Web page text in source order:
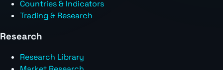
Countries & Indicators
Trading & Research
Research
Research Library